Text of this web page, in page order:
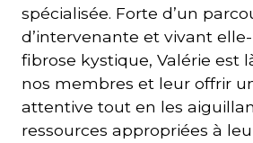
spécialisée. Forte d’un
d’intervenante et vivant
fibrose kystique, Valérie est
nos membres et leur offrir
attentive tout en les
ressources appropriées à